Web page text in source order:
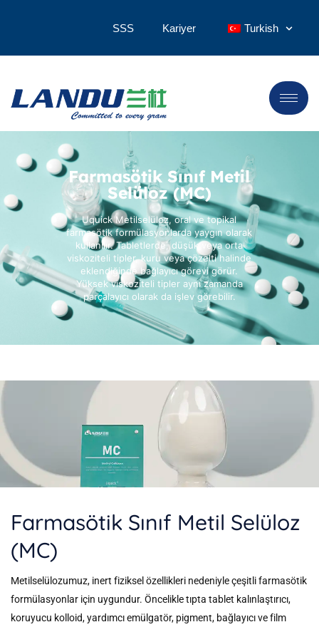
SSS Kariyer Turkish
Farmasötik Sınıf Metil
Selüloz (MC)
Uquick Metilselüloz, oral ve topikal
farmasötik formülasyonlarda yaygın olarak
kullanılır. Tabletlerde, düşük veya orta
viskoziteli tipler, kuru veya çözelti halinde
eklendiğinde bağlayıcı görevi görür.
Yüksek viskoziteli tipler aynı zamanda
parçalayıcı olarak da işlev görebilir.
Farmasötik Sınıf Metil Selüloz
(MC)
Metilselülozumuz, inert fiziksel özellikleri nedeniyle çeşitli farmasötik
formülasyonlar için uygundur. Öncelikle tıpta tablet kalınlaştırıcı,
koruyucu kolloid, yardımcı emülgatör, pigment, bağlayıcı ve film